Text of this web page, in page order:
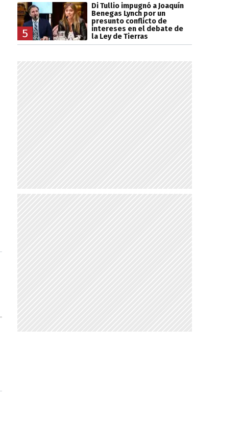
5
Di Tullio impugnó a Joaquín
Benegas Lynch por un
presunto conflicto de
intereses en el debate de
la Ley de Tierras